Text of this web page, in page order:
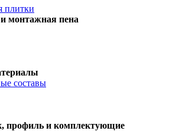
плитки
монтажная пена
составы
профиль и комплектующие